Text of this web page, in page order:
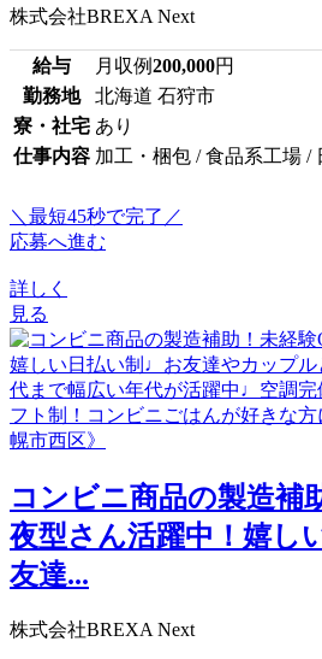
株式会社BREXA Next
給与 月収例200,000円
勤務地
北海道 石狩市
寮・社宅 あり
仕事内容 加工・梱包 / 食品系工場 /
＼最短45秒で完了／
応募へ進む
詳しく
見る
コンビニ商品の製造補
夜型さん活躍中！嬉し
友達...
株式会社BREXA Next